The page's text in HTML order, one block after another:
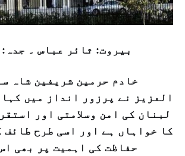
بیروت: ثائر عباس ۔ جدہ:
خادم حرمین شریفین شاہ
العزیز نے پرزور انداز میں
لبنان کی امن وسلامتی اور
کا خواہاں ہے اور اسی طرح طائف
حفاظت کی اہمیت پر بھی